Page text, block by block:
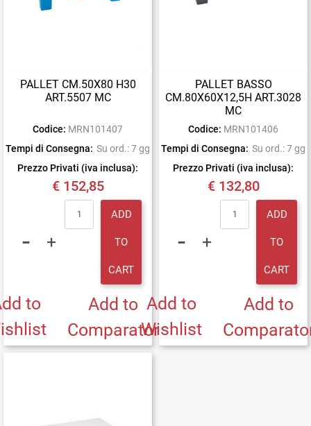
PALLET CM.50X80 H30
ART.5507 MC
Codice: MRN101407
Tempi di Consegna: Su ord.: 7 gg
Prezzo Privati (iva inclusa):
€ 152,85
ADD
TO
CART
to
Add to
Comparator
PALLET BASSO
CM.80X60X12,5H ART.3028
MC
Codice: MRN101406
Tempi di Consegna: Su ord.: 7 gg
Prezzo Privati (iva inclusa):
€ 132,80
ADD
TO
CART
Add to
Wishlist
Add to